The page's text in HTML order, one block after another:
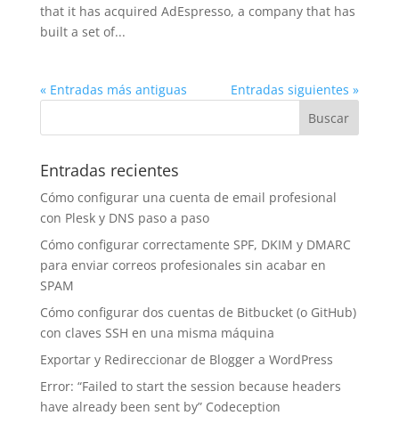
that it has acquired AdEspresso, a company that has
built a set of...
« Entradas más antiguas Entradas siguientes »
Entradas recientes
Cómo configurar una cuenta de email profesional
con Plesk y DNS paso a paso
Cómo configurar correctamente SPF, DKIM y DMARC
para enviar correos profesionales sin acabar en
SPAM
Cómo configurar dos cuentas de Bitbucket (o GitHub)
con claves SSH en una misma máquina
Exportar y Redireccionar de Blogger a WordPress
Error: “Failed to start the session because headers
have already been sent by” Codeception